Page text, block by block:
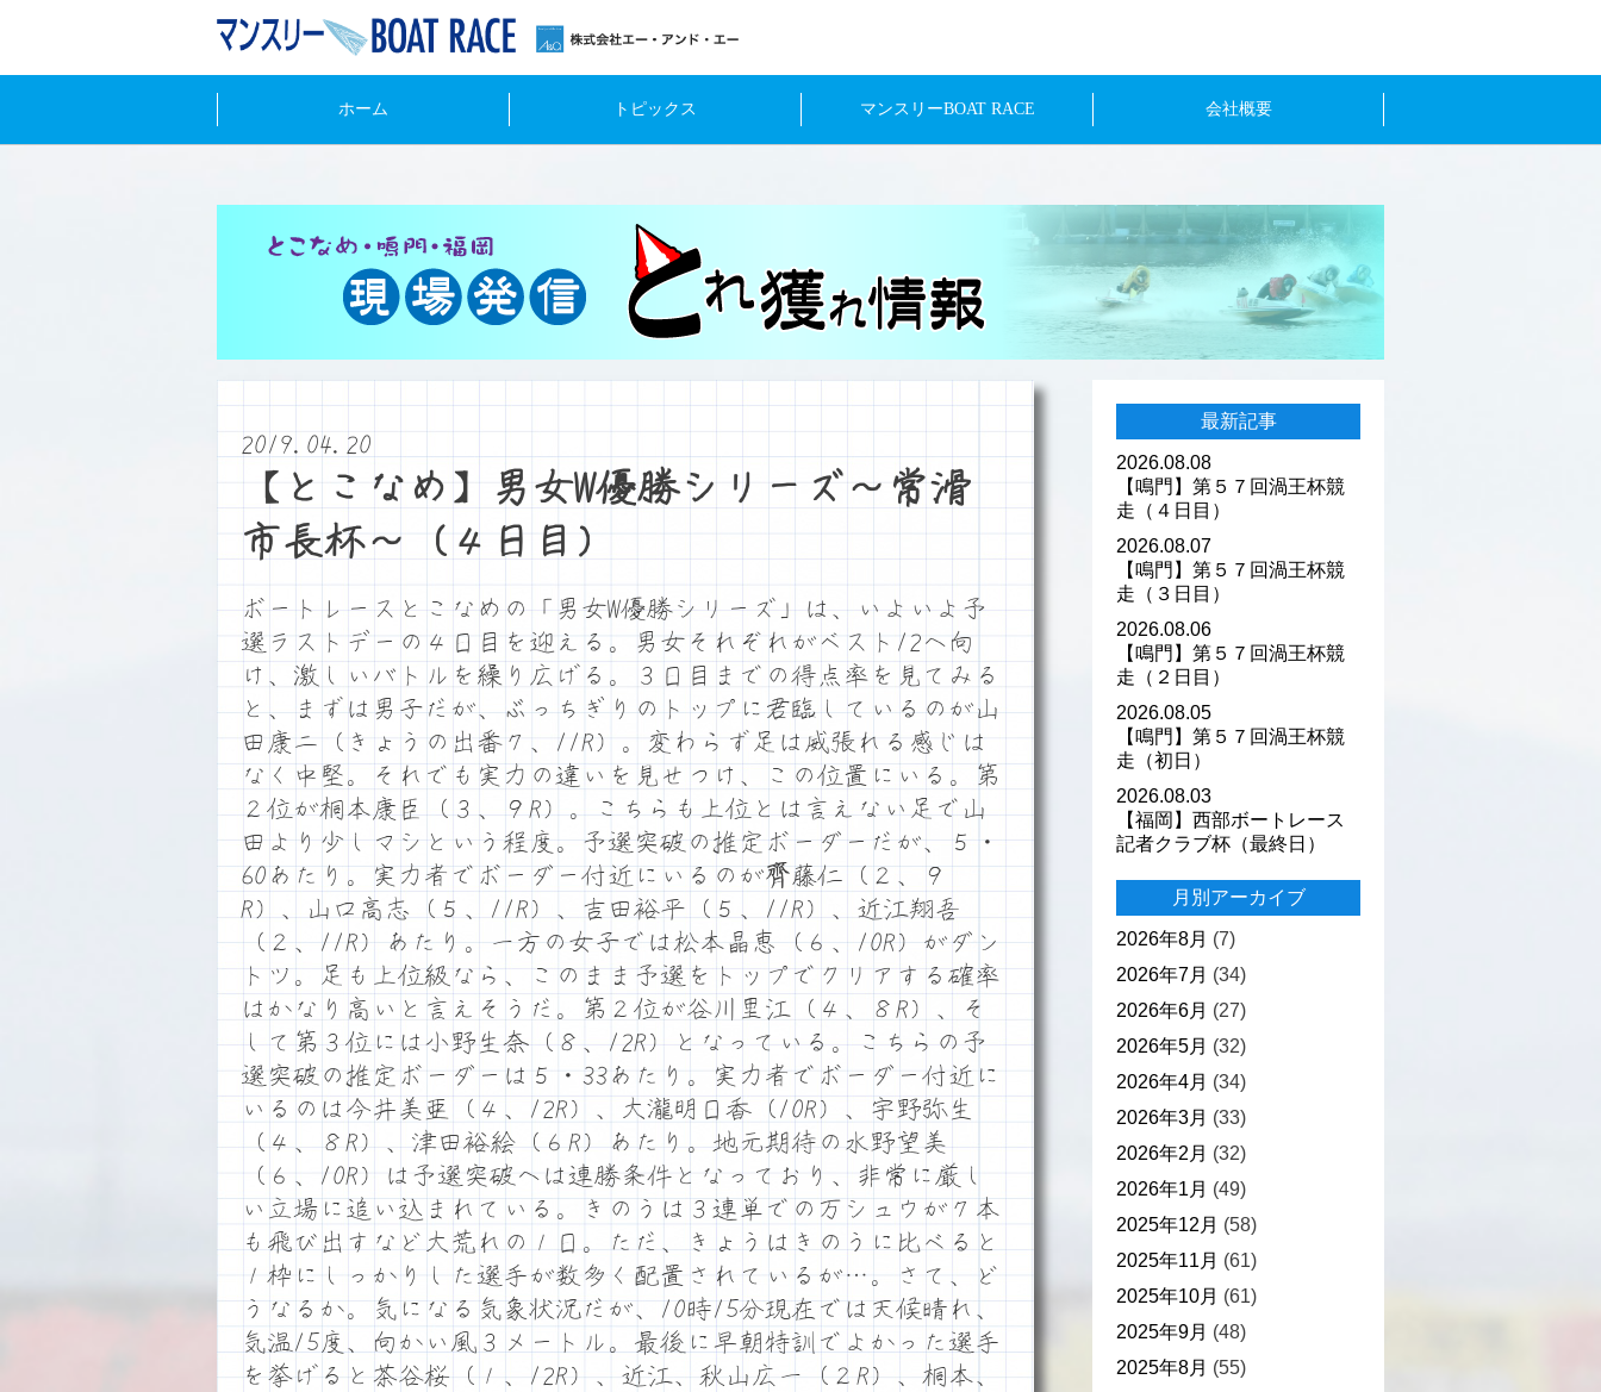
ホーム トピックス マンスリーBOAT RACE 会社概要
2019.04.20
【とこなめ】男女W優勝シリーズ～常滑
市長杯～（４日目）
ボートレースとこなめの「男女W優勝シリーズ」は、いよいよ予
選ラストデーの４日目を迎える。男女それぞれがベスト12へ向
け、激しいバトルを繰り広げる。３日目までの得点率を見てみる
と、まずは男子だが、ぶっちぎりのトップに君臨しているのが山
田康二（きょうの出番７、11R）。変わらず足は威張れる感じは
なく中堅。それでも実力の違いを見せつけ、この位置にいる。第
２位が桐本康臣（３、９R）。こちらも上位とは言えない足で山
田より少しマシという程度。予選突破の推定ボーダーだが、５・
60あたり。実力者でボーダー付近にいるのが齊藤仁（２、９
R）、山口高志（５、11R）、吉田裕平（５、11R）、近江翔吾
（２、11R）あたり。一方の女子では松本晶恵（６、10R）がダン
トツ。足も上位級なら、このまま予選をトップでクリアする確率
はかなり高いと言えそうだ。第２位が谷川里江（４、８R）、そ
して第３位には小野生奈（８、12R）となっている。こちらの予
選突破の推定ボーダーは５・33あたり。実力者でボーダー付近に
いるのは今井美亜（４、12R）、大瀧明日香（10R）、宇野弥生
（４、８R）、津田裕絵（６R）あたり。地元期待の水野望美
（６、10R）は予選突破へは連勝条件となっており、非常に厳し
い立場に追い込まれている。きのうは３連単での万シュウが７本
も飛び出すなど大荒れの１日。ただ、きょうはきのうに比べると
１枠にしっかりした選手が数多く配置されているが…。さて、ど
うなるか。気になる気象状況だが、10時15分現在では天候晴れ、
気温15度、向かい風３メートル。最後に早朝特訓でよかった選手
を挙げると茶谷桜（１、12R）、近江、秋山広一（２R）、桐本、
最新記事
2026.08.08
【鳴門】第５７回渦王杯競
走（４日目）
2026.08.07
【鳴門】第５７回渦王杯競
走（３日目）
2026.08.06
【鳴門】第５７回渦王杯競
走（２日目）
2026.08.05
【鳴門】第５７回渦王杯競
走（初日）
2026.08.03
【福岡】西部ボートレース
記者クラブ杯（最終日）
月別アーカイブ
2026年8月 (7)
2026年7月 (34)
2026年6月 (27)
2026年5月 (32)
2026年4月 (34)
2026年3月 (33)
2026年2月 (32)
2026年1月 (49)
2025年12月 (58)
2025年11月 (61)
2025年10月 (61)
2025年9月 (48)
2025年8月 (55)